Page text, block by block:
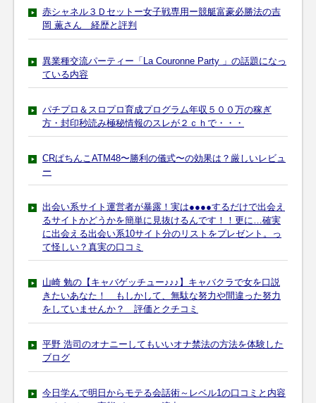
赤シャネル３Ｄセットー女子戦専用ー競艇富豪必勝法の吉
岡 薫さん 経歴と評判
異業種交流パーティー「La Couronne Party 」の話題になっ
ている内容
パチプロ＆スロプロ育成プログラム年収５００万の稼ぎ
方・封印秒読み極秘情報のスレが２ｃｈで・・・
CRぱちんこATM48〜勝利の儀式〜の効果は？厳しいレビュ
ー
出会い系サイト運営者が暴露！実は●●●●するだけで出会え
るサイトかどうかを簡単に見抜けるんです！！更に…確実
に出会える出会い系10サイト分のリストをプレゼント。っ
て怪しい？真実の口コミ
山崎 勉の【キャバゲッチュー♪♪♪】キャバクラで女を口説
きたいあなた！ もしかして、無駄な努力や間違った努力
をしていませんか？ 評価とクチコミ
平野 浩司のオナニーしてもいいオナ禁法の方法を体験した
ブログ
今日学んで明日からモテる会話術～レベル1の口コミと内容